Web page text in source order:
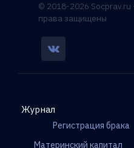
© 2018-2026
права защищены
Журнал
Регистрация брака
Материнский капитал